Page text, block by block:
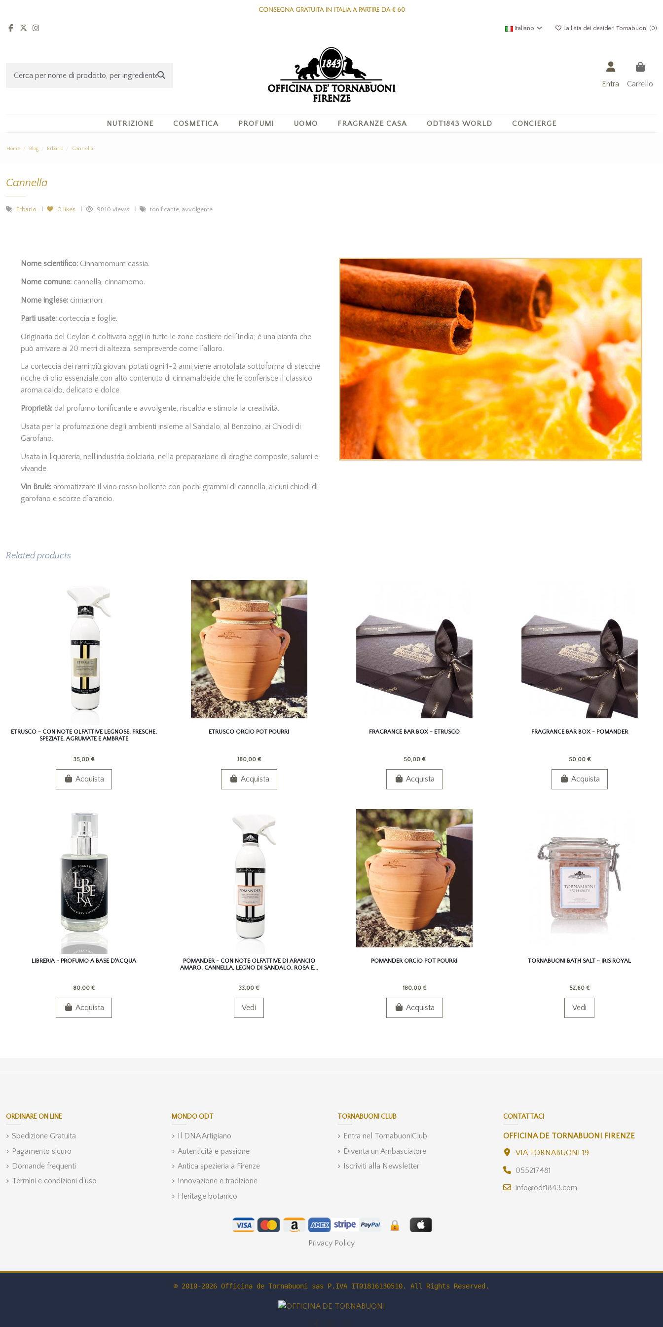
CONSEGNA GRATUITA IN ITALIA A PARTIRE DA € 60
Italiano La lista dei desideri Tornabuoni (0)
Entra Carrello
NUTRIZIONE COSMETICA PROFUMI UOMO FRAGRANZE CASA ODT1843 WORLD CONCIERGE
Home Blog Erbario Cannella
Cannella
Erbario 0 likes 9810 views tonificante, avvolgente
Nome scientifico: Cinnamomum cassia.
Nome comune: cannella, cinnamomo.
Nome inglese: cinnamon.
Parti usate: corteccia e foglie.
Originaria del Ceylon è coltivata oggi in tutte le zone costiere dell’India; è una pianta che
può arrivare ai 20 metri di altezza, sempreverde come l’alloro.
La corteccia dei rami più giovani potati ogni 1-2 anni viene arrotolata sottoforma di stecche
ricche di olio essenziale con alto contenuto di cinnamaldeide che le conferisce il classico
aroma caldo, delicato e dolce.
Proprietà: dal profumo tonificante e avvolgente, riscalda e stimola la creatività.
Usata per la profumazione degli ambienti insieme al Sandalo, al Benzoino, ai Chiodi di
Garofano.
Usata in liquoreria, nell’industria dolciaria, nella preparazione di droghe composte, salumi e
vivande.
Vin Brulé: aromatizzare il vino rosso bollente con pochi grammi di cannella, alcuni chiodi di
garofano e scorze d’arancio.
Related products
ETRUSCO - CON NOTE OLFATTIVE LEGNOSE, FRESCHE,
SPEZIATE, AGRUMATE E AMBRATE
35,00 €
Acquista
ETRUSCO ORCIO POT POURRI
180,00 €
Acquista
FRAGRANCE BAR BOX - ETRUSCO
50,00 €
Acquista
FRAGRANCE BAR BOX - POMANDER
50,00 €
Acquista
LIBRERIA - PROFUMO A BASE D'ACQUA
80,00 €
Acquista
POMANDER - CON NOTE OLFATTIVE DI ARANCIO
AMARO, CANNELLA, LEGNO DI SANDALO, ROSA E...
33,00 €
Vedi
POMANDER ORCIO POT POURRI
180,00 €
Acquista
TORNABUONI BATH SALT - IRIS ROYAL
52,60 €
Vedi
ORDINARE ON LINE
Spedizione Gratuita
Pagamento sicuro
Domande frequenti
Termini e condizioni d'uso
MONDO ODT
Il DNA Artigiano
Autenticità e passione
Antica spezieria a Firenze
Innovazione e tradizione
Heritage botanico
TORNABUONI CLUB
Entra nel TornabuoniClub
Diventa un Ambasciatore
Iscriviti alla Newsletter
CONTATTACI
OFFICINA DE TORNABUONI FIRENZE
VIA TORNABUONI 19
055217481
info@odt1843.com
Privacy Policy
© 2010-2026 Officina de Tornabuoni sas P.IVA IT01816130510. All Rights Reserved.